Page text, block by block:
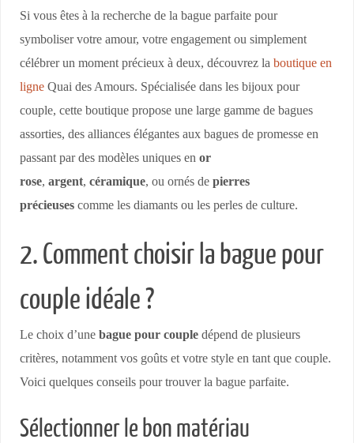
Si vous êtes à la recherche de la bague parfaite pour
symboliser votre amour, votre engagement ou simplement
célébrer un moment précieux à deux, découvrez laboutique en
ligne Quai des Amours. Spécialisée dans les bijoux pour
couple, cette boutique propose une large gamme de bagues
assorties, des alliances élégantes aux bagues de promesse en
passant par des modèles uniques en or
rose,argent,céramique, ou ornés depierres
précieuses comme les diamants ou les perles de culture.
2. Comment choisir la bague pour
couple idéale ?
Le choix d’unebague pour couple dépend de plusieurs
critères, notamment vos goûts et votre style en tant que couple.
Voici quelques conseils pour trouver la bague parfaite.
Sélectionner le bon matériau